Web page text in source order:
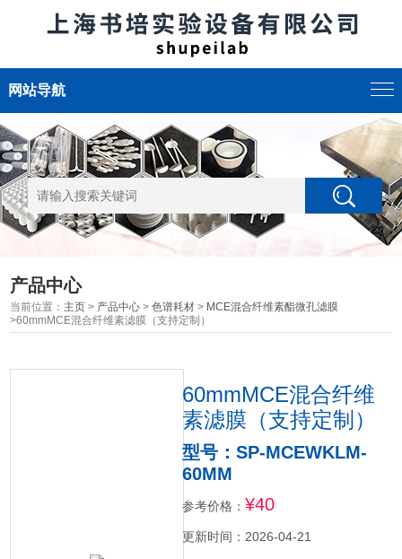
网站导航
产品中心
当前位置： 主页 > 产品中心 >色谱耗材 > MCE混合纤维素酯微孔滤膜
>60mmMCE混合纤维素滤膜（支持定制）
60mmMCE混合纤维
素滤膜（支持定制）
型号：SP-MCEWKLM-
60MM
参考价格： ¥40
更新时间：2026-04-21